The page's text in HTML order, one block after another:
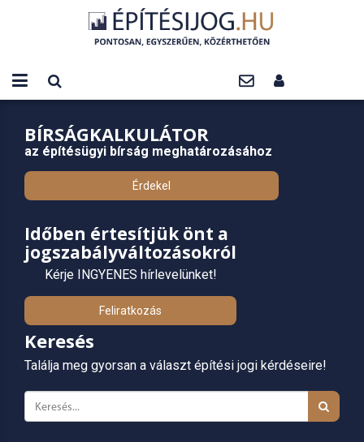
BÍRSÁGKALKULÁTOR
az építésügyi bírság meghatározásához
Érdekel
Időben értesítjük önt a
jogszabályváltozásokról
Kérje INGYENES hírlevelünket!
Feliratkozás
Keresés
Találja meg gyorsan a választ építési jogi kérdéseire!